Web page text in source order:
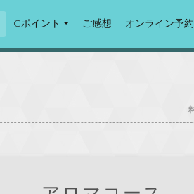
Gポイント ご感想 オンライン予約